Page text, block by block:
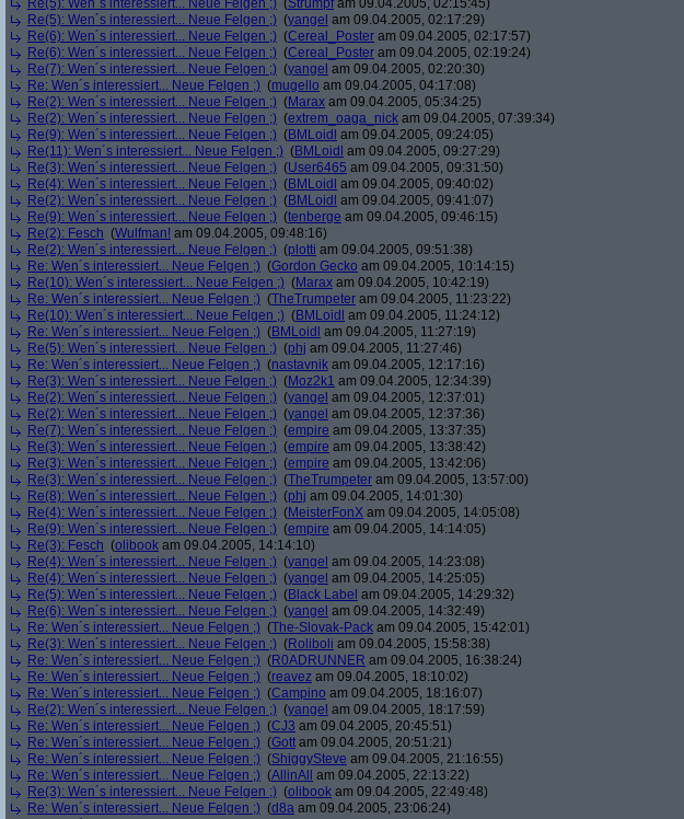
Re(5): Wen´s interessiert... Neue Felgen ;) (Strumpfam 09.04.2005, 02:15:45)
Re(5): Wen´s interessiert... Neue Felgen ;) (yangel am 09.04.2005, 02:17:29)
Re(6): Wen´s interessiert... Neue Felgen ;) (Cereal_Poster am 09.04.2005, 02:17:57)
Re(6): Wen´s interessiert... Neue Felgen ;) (Cereal_Poster am 09.04.2005, 02:19:24)
Re(7): Wen´s interessiert... Neue Felgen ;) (yangel am 09.04.2005, 02:20:30)
Re: Wen´s interessiert... Neue Felgen ;) (mugello am 09.04.2005, 04:17:08)
Re(2): Wen´s interessiert... Neue Felgen ;) (Marax am 09.04.2005, 05:34:25)
Re(2): Wen´s interessiert... Neue Felgen ;) (extrem_oaga_nick am 09.04.2005, 07:39:34)
Re(9): Wen´s interessiert... Neue Felgen ;) (BMLoidl am 09.04.2005, 09:24:05)
Re(11): Wen´s interessiert... Neue Felgen ;) (BMLoidl am 09.04.2005, 09:27:29)
Re(3): Wen´s interessiert... Neue Felgen ;) (User6465 am 09.04.2005, 09:31:50)
Re(4): Wen´s interessiert... Neue Felgen ;) (BMLoidl am 09.04.2005, 09:40:02)
Re(2): Wen´s interessiert... Neue Felgen ;) (BMLoidl am 09.04.2005, 09:41:07)
Re(9): Wen´s interessiert... Neue Felgen ;) (tenberge am 09.04.2005, 09:46:15)
Re(2): Fesch (Wulfman! am 09.04.2005, 09:48:16)
Re(2): Wen´s interessiert... Neue Felgen ;) (plotti am 09.04.2005, 09:51:38)
Re: Wen´s interessiert... Neue Felgen ;) (Gordon Gecko am 09.04.2005, 10:14:15)
Re(10): Wen´s interessiert... Neue Felgen ;) (Marax am 09.04.2005, 10:42:19)
Re: Wen´s interessiert... Neue Felgen ;) (TheTrumpeter am 09.04.2005, 11:23:22)
Re(10): Wen´s interessiert... Neue Felgen ;) (BMLoidl am 09.04.2005, 11:24:12)
Re: Wen´s interessiert... Neue Felgen ;) (BMLoidl am 09.04.2005, 11:27:19)
Re(5): Wen´s interessiert... Neue Felgen ;) (phj am 09.04.2005, 11:27:46)
Re: Wen´s interessiert... Neue Felgen ;) (nastavnik am 09.04.2005, 12:17:16)
Re(3): Wen´s interessiert... Neue Felgen ;) (Moz2k1 am 09.04.2005, 12:34:39)
Re(2): Wen´s interessiert... Neue Felgen ;) (yangel am 09.04.2005, 12:37:01)
Re(2): Wen´s interessiert... Neue Felgen ;) (yangel am 09.04.2005, 12:37:36)
Re(7): Wen´s interessiert... Neue Felgen ;) (empire am 09.04.2005, 13:37:35)
Re(3): Wen´s interessiert... Neue Felgen ;) (empire am 09.04.2005, 13:38:42)
Re(3): Wen´s interessiert... Neue Felgen ;) (empire am 09.04.2005, 13:42:06)
Re(3): Wen´s interessiert... Neue Felgen ;) (TheTrumpeter am 09.04.2005, 13:57:00)
Re(8): Wen´s interessiert... Neue Felgen ;) (phj am 09.04.2005, 14:01:30)
Re(4): Wen´s interessiert... Neue Felgen ;) (MeisterFonX am 09.04.2005, 14:05:08)
Re(9): Wen´s interessiert... Neue Felgen ;) (empire am 09.04.2005, 14:14:05)
Re(3): Fesch (olibook am 09.04.2005, 14:14:10)
Re(4): Wen´s interessiert... Neue Felgen ;) (yangel am 09.04.2005, 14:23:08)
Re(4): Wen´s interessiert... Neue Felgen ;) (yangel am 09.04.2005, 14:25:05)
Re(5): Wen´s interessiert... Neue Felgen ;) (Black Label am 09.04.2005, 14:29:32)
Re(6): Wen´s interessiert... Neue Felgen ;) (yangel am 09.04.2005, 14:32:49)
Re: Wen´s interessiert... Neue Felgen ;) (The-Slovak-Pack am 09.04.2005, 15:42:01)
Re(3): Wen´s interessiert... Neue Felgen ;) (Roliboli am 09.04.2005, 15:58:38)
Re: Wen´s interessiert... Neue Felgen ;) (R0ADRUNNER am 09.04.2005, 16:38:24)
Re: Wen´s interessiert... Neue Felgen ;) (reavez am 09.04.2005, 18:10:02)
Re: Wen´s interessiert... Neue Felgen ;) (Campino am 09.04.2005, 18:16:07)
Re(2): Wen´s interessiert... Neue Felgen ;) (yangel am 09.04.2005, 18:17:59)
Re: Wen´s interessiert... Neue Felgen ;) (CJ3 am 09.04.2005, 20:45:51)
Re: Wen´s interessiert... Neue Felgen ;) (Gott am 09.04.2005, 20:51:21)
Re: Wen´s interessiert... Neue Felgen ;) (ShiggySteve am 09.04.2005, 21:16:55)
Re: Wen´s interessiert... Neue Felgen ;) (AllinAll
am 09.04.2005, 22:13:22)
Re(3): Wen´s interessiert... Neue Felgen ;) (olibook am 09.04.2005, 22:49:48)
Re: Wen´s interessiert... Neue Felgen ;) (d8a am 09.04.2005, 23:06:24)